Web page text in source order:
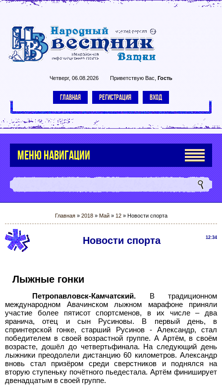
Четверг, 06.08.2026 Приветствую Вас Гость
ГЛАВНАЯ РЕГИСТРАЦИЯ ВХОД
МЕНЮ НАВИГАЦИИ
Главная» 2018 » Май » 12» Новости спорта
12:34
Новости спорта
Лыжные гонки
Петропавловск-Камчатский.
В традиционном
международном Авачинском лыжном марафоне приняли
участие более пятисот спортсменов, в их числе – два
яранича, отец и сын Русиновы. В первый день, в
спринтерской гонке, старший Русинов - Александр, стал
победителем в своей возрастной группе. А Артём, в своём
возрасте, дошёл до четвертьфинала. На следующий день
лыжники преодолели дистанцию 60 километров. Александр
вновь стал призёром среди сверстников и поднялся на
вторую ступеньку почётного пьедестала. Артём финиширует
двенадцатым в своей группе.